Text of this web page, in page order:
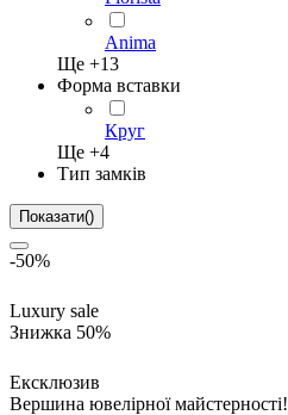
Anima
Ще +13
Форма вставки
Круг
Ще +4
Тип замків
Показати()
-50%
Luxury sale
Знижка 50%
Ексклюзив
Вершина ювелірної майстерності!